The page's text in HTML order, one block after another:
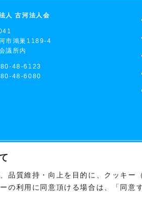
品質維持・向上を目的に、クッキ
の利用に同意頂ける場合は、「同意
人 古河法人会
市鴻巣1189-4
議所内
48-6123
48-6080